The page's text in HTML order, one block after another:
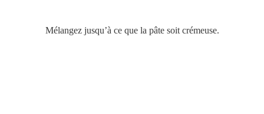
Mélangez jusqu’à ce que la pâte soit crémeuse.